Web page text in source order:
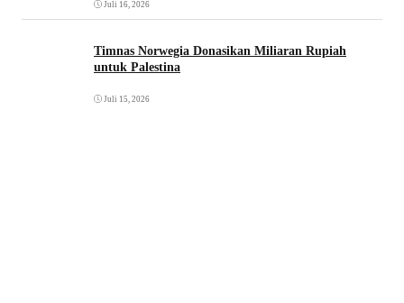
Juli 16, 2026
Timnas Norwegia Donasikan Miliaran Rupiah
untuk Palestina
Juli 15, 2026